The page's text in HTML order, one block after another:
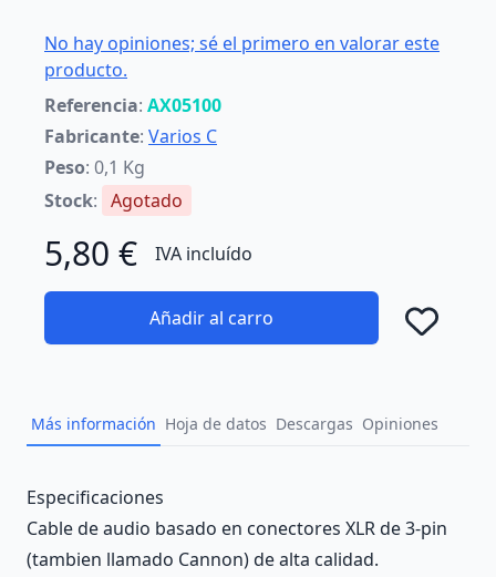
No hay opiniones; sé el primero en valorar este
producto.
Referencia: AX05100
Fabricante: Varios C
Peso: 0,1 Kg
Stock: Agotado
5,80 € IVA incluído
Añadir al carro
Más información Hoja de datos Descargas Opiniones
Description
Especificaciones
Cable de audio basado en conectores XLR de 3-pin
(tambien llamado Cannon) de alta calidad.